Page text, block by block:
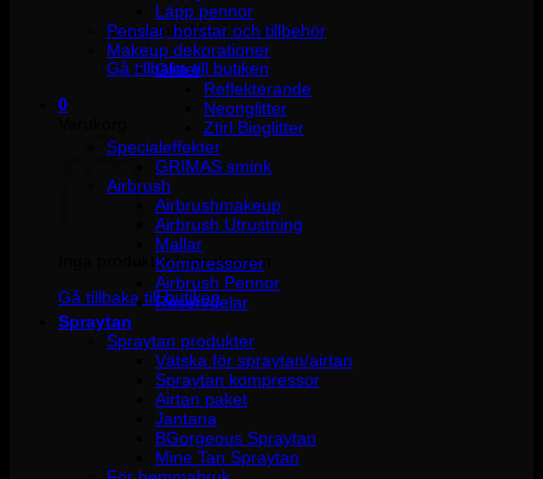
Inga produkter i varukorgen.
Gå tillbaka till butiken
0
Inga produkter i varukorgen.
Gå tillbaka till butiken
Läpp pennor
Penslar, borstar och tillbehör
Makeup dekorationer
Glitter
Reflekterande
Neonglitter
Ztirl Bioglitter
Specialeffekter
GRIMAS smink
Airbrush
Airbrushmakeup
Airbrush Utrustning
Mallar
Kompressorer
Airbrush Pennor
Reservdelar
Spraytan
Spraytan produkter
Vätska för spraytan/airtan
Spraytan kompressor
Airtan paket
Jantana
BGorgeous Spraytan
Mine Tan Spraytan